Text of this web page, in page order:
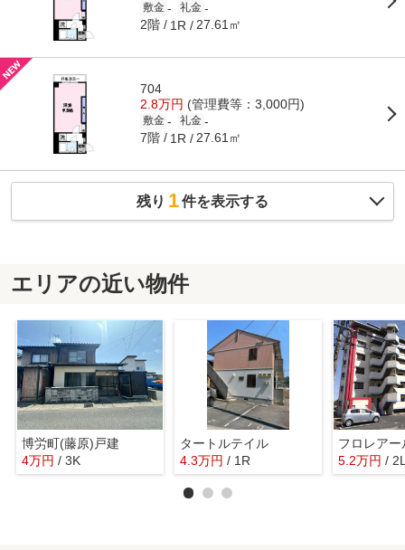
敷金 - 礼金 -
2階 1R 27.61㎡
704
2.8万円 (管理費等：3,000円)
敷金 - 礼金 -
7階 1R 27.61㎡
残り 1件を表示する
エリアの近い物件
博労町(藤原)戸建
4万円 / 3K
タートルテイル
4.3万円 / 1R 5.2万円 /